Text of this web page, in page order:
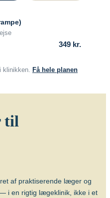
349 kr.
klinikken. Få hele planen
til
af praktiserende læger og
i en rigtig lægeklinik, ikke i et